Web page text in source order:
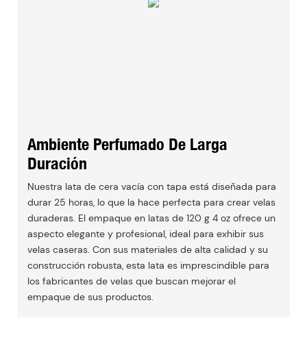
Ambiente Perfumado De Larga
Duración
Nuestra lata de cera vacía con tapa está diseñada para
durar 25 horas, lo que la hace perfecta para crear velas
duraderas. El empaque en latas de 120 g 4 oz ofrece un
aspecto elegante y profesional, ideal para exhibir sus
velas caseras. Con sus materiales de alta calidad y su
construcción robusta, esta lata es imprescindible para
los fabricantes de velas que buscan mejorar el
empaque de sus productos.